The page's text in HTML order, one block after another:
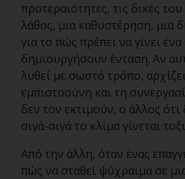
προτεραιότητες, τις δικές
λάθος, μια καθυστέρηση, μια
για το πώς πρέπει να γίνει
δημιουργήσουν ένταση. Αν
λυθεί με σωστό τρόπο,
εμπιστοσύνη και τη
δεν τον εκτιμούν, ο άλλος
σιγά-σιγά το κλίμα γίνεται
Από την άλλη, όταν ένας
πώς να σταθεί ψύχραιμα σε